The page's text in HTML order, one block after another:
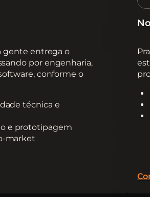
gente entrega o
por engenharia,
conforme o
técnica e
e prototipagem
market